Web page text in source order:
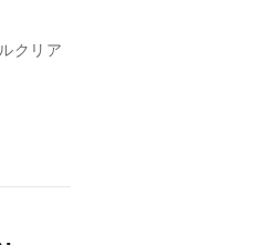
クリア